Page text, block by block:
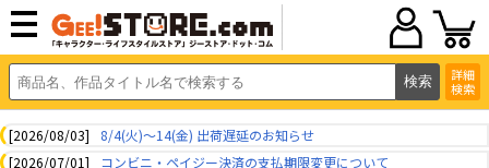
詳細
検索
[2026/08/03]
8/4(火)～14(金) 出荷遅延のお知らせ
[2026/07/01]
コンビニ・ペイジー決済の支払期限変更について